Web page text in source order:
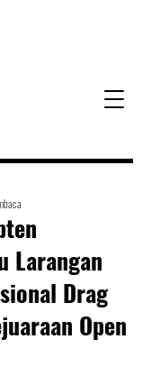
Larangan
Drag
Open